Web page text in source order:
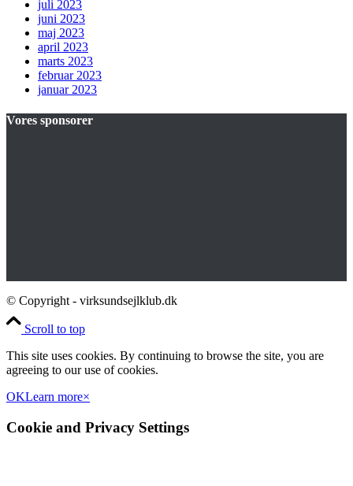
juli 2023
juni 2023
maj 2023
april 2023
marts 2023
februar 2023
januar 2023
Vores sponsorer
© Copyright - virksundsejlklub.dk
Scroll to top
This site uses cookies. By continuing to browse the site, you are
agreeing to our use of cookies.
OKLearn more×
Cookie and Privacy Settings